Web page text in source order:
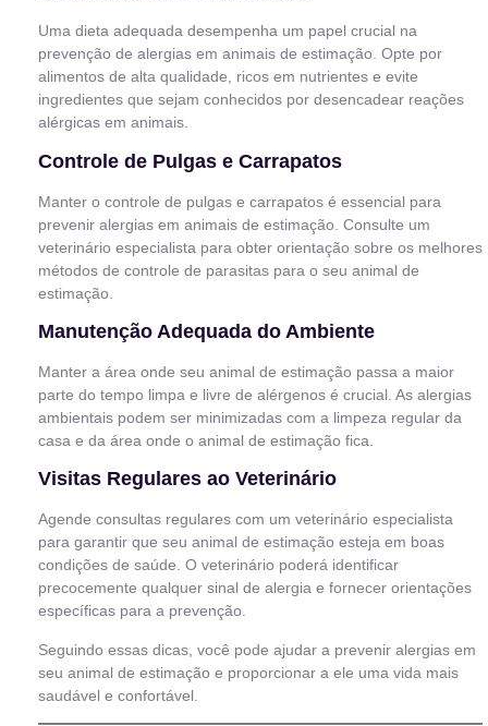
Uma dieta adequada desempenha um papel crucial na
prevenção de alergias em animais de estimação. Opte por
alimentos de alta qualidade, ricos em nutrientes e evite
ingredientes que sejam conhecidos por desencadear reações
alérgicas em animais.
Controle de Pulgas e Carrapatos
Manter o controle de pulgas e carrapatos é essencial para
prevenir alergias em animais de estimação. Consulte um
veterinário especialista para obter orientação sobre os melhores
métodos de controle de parasitas para o seu animal de
estimação.
Manutenção Adequada do Ambiente
Manter a área onde seu animal de estimação passa a maior
parte do tempo limpa e livre de alérgenos é crucial. As alergias
ambientais podem ser minimizadas com a limpeza regular da
casa e da área onde o animal de estimação fica.
Visitas Regulares ao Veterinário
Agende consultas regulares com um veterinário especialista
para garantir que seu animal de estimação esteja em boas
condições de saúde. O veterinário poderá identificar
precocemente qualquer sinal de alergia e fornecer orientações
específicas para a prevenção.
Seguindo essas dicas, você pode ajudar a prevenir alergias em
seu animal de estimação e proporcionar a ele uma vida mais
saudável e confortável.